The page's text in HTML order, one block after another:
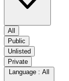
All
Public
Unlisted
Private
Language : All